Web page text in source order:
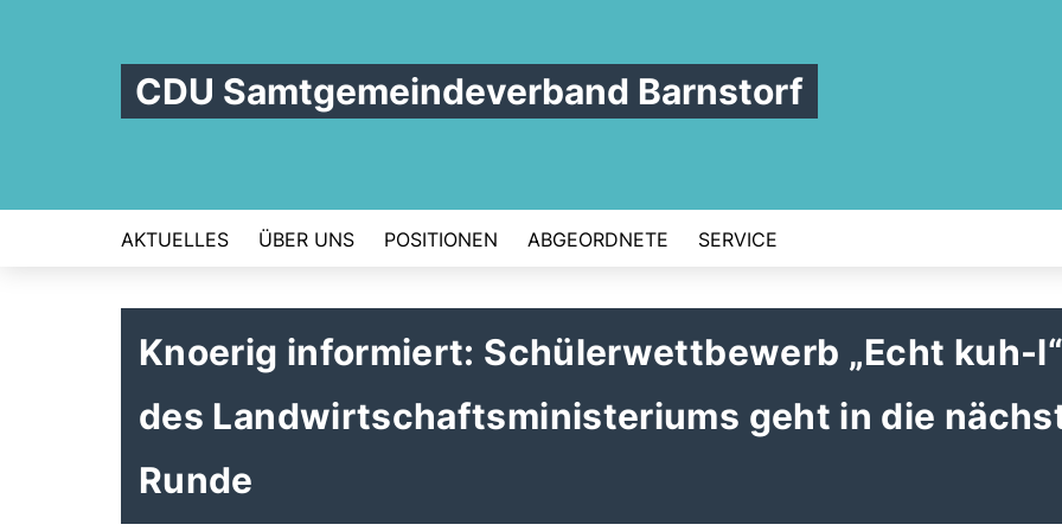
CDU Samtgemeindeverband Barnstorf
AKTUELLES ÜBER UNS POSITIONEN ABGEORDNETE SERVICE
Knoerig informiert: Schülerwettbewerb „Echt kuh-l“
des Landwirtschaftsministeriums geht in die
Runde